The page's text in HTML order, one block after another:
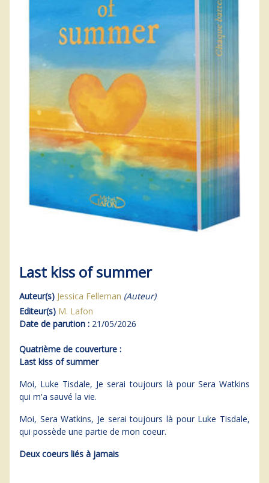
Last kiss of summer
Auteur(s) Jessica Felleman (Auteur)
Editeur(s) M. Lafon
Date de parution : 21/05/2026
Quatrième de couverture :
Last kiss of summer
Moi, Luke Tisdale, Je serai toujours là pour Sera Watkins
qui m'a sauvé la vie.
Moi, Sera Watkins, Je serai toujours là pour Luke Tisdale,
qui possède une partie de mon coeur.
Deux coeurs liés à jamais